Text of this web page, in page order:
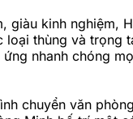
giàu kinh nghiệm,
thùng và trọng
nhanh chóng
chuyển văn